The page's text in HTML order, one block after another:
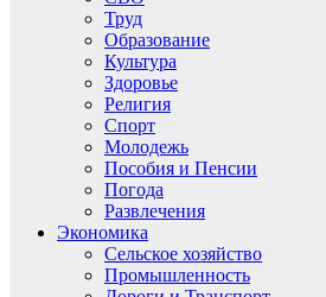
Труд
Образование
Культура
Здоровье
Религия
Спорт
Молодежь
Пособия и Пенсии
Погода
Развлечения
Экономика
Сельское хозяйство
Промышленность